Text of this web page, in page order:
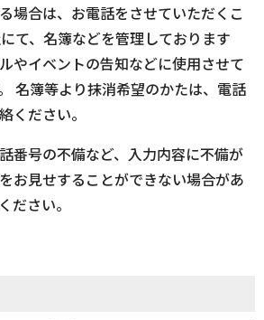
場合は、お電話をさせていただくこ
て、名簿などを管理しております
やイベントの告知などに使用させて
名簿等より抹消希望のかたは、電話
ください。
番号の不備など、入力内容に不備が
お見せすることができない場合があ
ださい。